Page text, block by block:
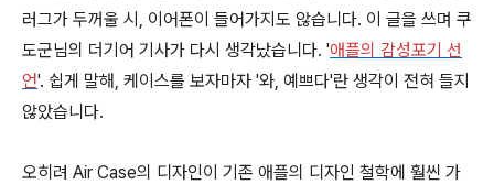
러그가 두꺼울 시, 이어폰이 들어가지도 않습니다. 이 글을 쓰며 쿠
도군님의 더기어 기사가 다시 생각났습니다. '애플의 감성포기 선
언'. 쉽게 말해, 케이스를 보자마자 '와, 예쁘다'란 생각이 전혀 들지
않았습니다.
오히려 Air Case의 디자인이 기존 애플의 디자인 철학에 훨씬 가